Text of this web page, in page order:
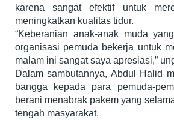
karena sangat efektif untuk
meningkatkan kualitas tidur.
“Keberanian anak-anak muda
organisasi pemuda bekerja untuk
malam ini sangat saya apresiasi,”
Dalam sambutannya, Abdul Halid
bangga kepada para pemuda-
berani menabrak pakem yang
tengah masyarakat.